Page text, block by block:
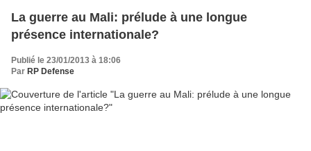
La guerre au Mali: prélude à une longue
présence internationale?
Publié le 23/01/2013 à 18:06
Par RP Defense